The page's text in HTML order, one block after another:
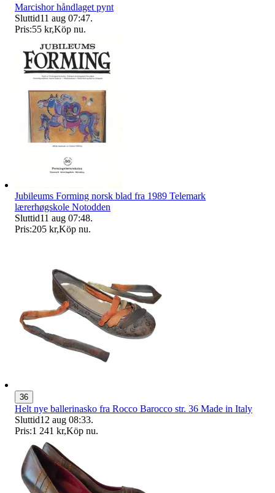
Marcishor håndlaget pynt
Sluttid11 aug 07:47.
Pris:55 kr,Köp nu.
Jubileums Forming norsk blad fra 1989 Telemark
lærerhøgskole Notodden
Sluttid11 aug 07:48.
Pris:205 kr,Köp nu.
36
Helt nye ballerinasko fra Rocco Barocco str. 36 Made in Italy
Sluttid12 aug 08:33.
Pris:1 241 kr,Köp nu.